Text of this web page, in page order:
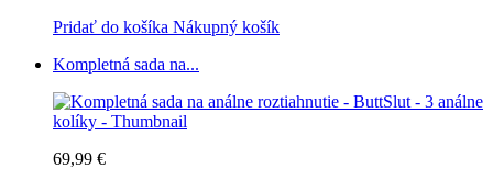
Pridať do košíka Nákupný košík
Kompletná sada na...
69,99 €